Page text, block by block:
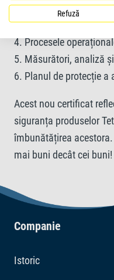
alimentare
3. Managementul
4. Procesele
5. Măsurători, analiză
6. Planul de protecție a
Acest nou certificat
siguranța produselor
îmbunătățirea
mai buni decât cei buni!
Companie
Istoric
Refuză